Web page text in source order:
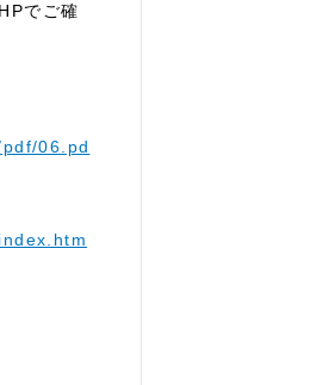
でご確
06.pd